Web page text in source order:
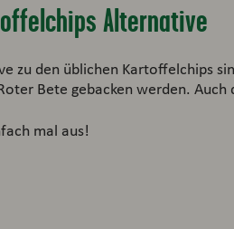
Alternative
zu den üblichen Kartoffelchips
Bete gebacken werden.
mal aus!